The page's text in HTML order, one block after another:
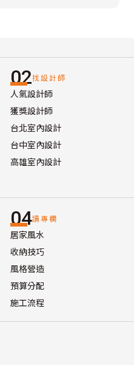
02找設計師
人氣設計師
獲獎設計師
台北室內設計
台中室內設計
高雄室內設計
04讀專欄
居家風水
收納技巧
風格營造
預算分配
施工流程